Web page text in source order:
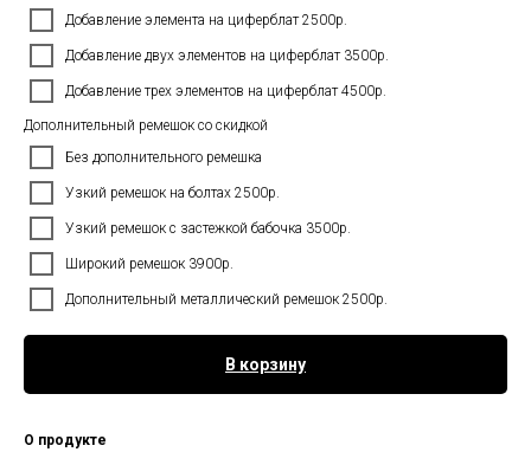
Добавление элемента на циферблат 2500р.
Добавление двух элементов на циферблат 3500р.
Добавление трех элементов на циферблат 4500р.
Дополнительный ремешок со скидкой
Без дополнительного ремешка
Узкий ремешок на болтах 2500р.
Узкий ремешок с застежкой бабочка 3500р.
Широкий ремешок 3900р.
Дополнительный металлический ремешок 2500р.
В корзину
О продукте